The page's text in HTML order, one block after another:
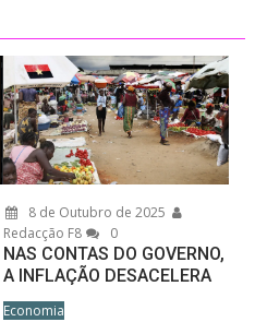
8 de Outubro de 2025
Redacção F8
0
NAS CONTAS DO GOVERNO,
A INFLAÇÃO DESACELERA
Economia